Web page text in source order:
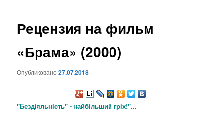
основному
Рецензия на фильм
«Брама» (2000)
Опубликовано27.07.2018
"Бездiяльнicть" - найбiльший грiх!"...